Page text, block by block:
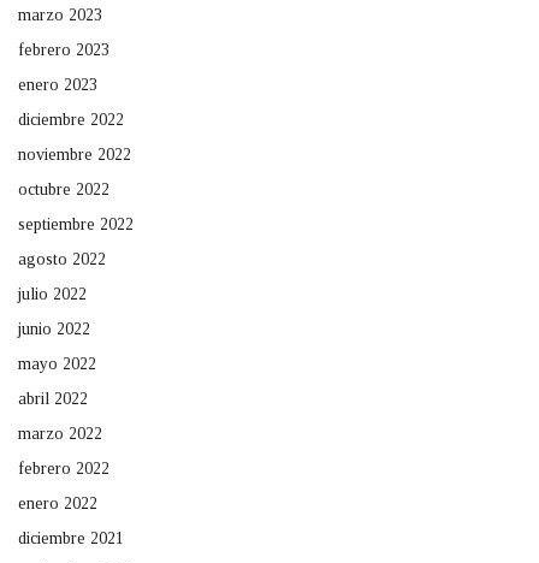
marzo 2023
febrero 2023
enero 2023
diciembre 2022
noviembre 2022
octubre 2022
septiembre 2022
agosto 2022
julio 2022
junio 2022
mayo 2022
abril 2022
marzo 2022
febrero 2022
enero 2022
diciembre 2021